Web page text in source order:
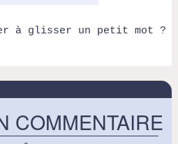
à glisser un petit mot ?
COMMENTAIRE